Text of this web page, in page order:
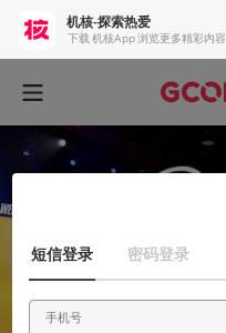
机核-探索热爱
下载 机核App 浏览更多精彩内容
短信登录 密码登录